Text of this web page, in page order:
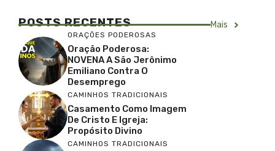
POSTS RECENTES Mais
ORAÇÕES PODEROSAS
Oração Poderosa:
NOVENA A São Jerônimo
Emiliano Contra O
Desemprego
CAMINHOS TRADICIONAIS
Casamento Como Imagem
De Cristo E Igreja:
Propósito Divino
CAMINHOS TRADICIONAIS